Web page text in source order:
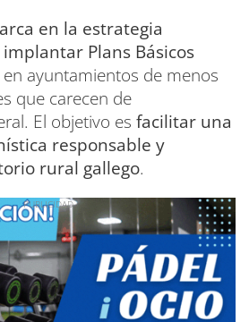
en la estrategia
Plans Básicos
en ayuntamientos de menos
que carecen de
El objetivo es facilitar una
responsable y
rural gallego.